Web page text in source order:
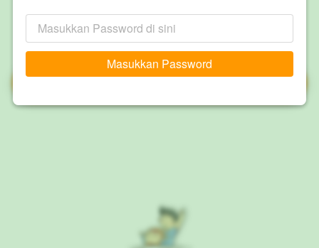
Toilet Training kit
`Masukkan Password